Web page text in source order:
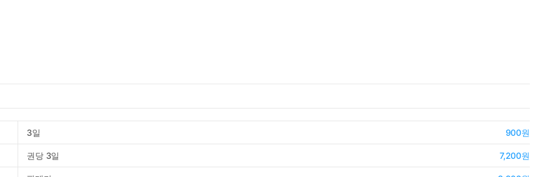
3일 900원
권당 3일 7,200원